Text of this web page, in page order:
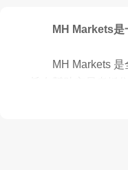
MH Markets
MH Markets